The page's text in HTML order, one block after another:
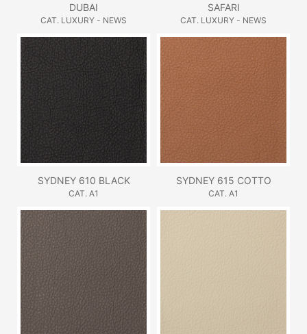
DUBAI
CAT. LUXURY - NEWS
SAFARI
CAT. LUXURY - NEWS
SYDNEY 610 BLACK
CAT. A1
SYDNEY 615 COTTO
CAT. A1